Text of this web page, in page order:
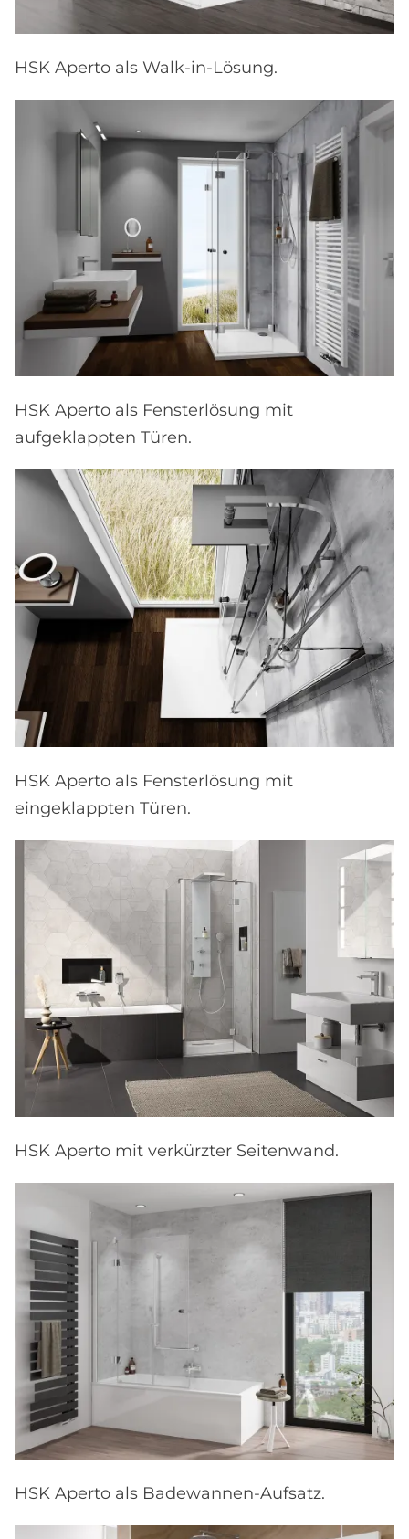
HSK Aperto als Walk-in-Lösung.
HSK Aperto als Fensterlösung mit
aufgeklappten Türen.
HSK Aperto als Fensterlösung mit
eingeklappten Türen.
HSK Aperto mit verkürzter Seitenwand.
HSK Aperto als Badewannen-Aufsatz.